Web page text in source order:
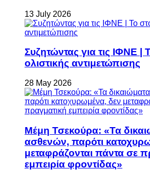
13 July 2026
Συζητώντας για τις ΙΦΝΕ |
ολιστικής αντιμετώπισης
28 May 2026
Μέμη Τσεκούρα: «Τα
ασθενών, παρότι
μεταφράζονται πάντα σε
εμπειρία φροντίδας»